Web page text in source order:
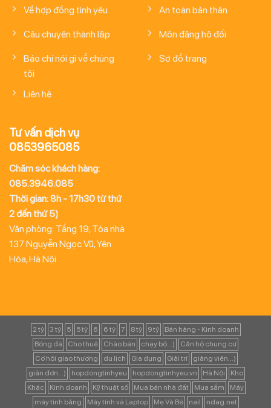
Về hợp đồng tình yêu
Câu chuyện thành lập
Báo chí nói gì về chúng
tôi
Liên hệ
An toàn bản thân
Môn đăng hộ đối
Sơ đồ trang
Tư vấn dịch vụ
0853965085
Chăm sóc khách hàng:
085.3946.085
Thời gian: 8h - 17h30 từ thứ
2 đến thứ 5)
Văn phòng: Tầng 19, Tòa nhà
137 Nguyễn Ngọc Vũ, Yên
Hòa, Hà Nội
2 tỷ 3 tỷ 5 5 tỷ 6 6 tỷ 7 8 tỷ 9 tỷ
Bán hàng - Kinh doanh
Bóng đá
Cho thuê Chào bán chạy bộ...)
Căn hộ chung cư
Cơ hội giao thương
du lịch Gia dụng Giải trí
giảng viên...)
giản đơn...)
hopdongtinhyeu hopdongtinhyeu.vn Hà Nội
Kho
Khác
Kinh doanh Kỹ thuật số Mua bán nhà đất Mua sắm
Máy
máy tính bảng
Máy tính và Laptop Mẹ Và Bé nail
ndag.net